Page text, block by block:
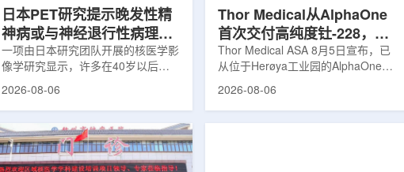
日本PET研究提示晚发性精
神病或与神经退行性病理相
关
一项由日本研究团队开展的核医学影
像学研究显示，许多在40岁以后首
次出现幻觉、妄想等精神病性症状的
常沉积。研究纳入37名晚发性精神
病患者和47名年龄匹配的健康对照
者。研究人员采用淀粉样蛋白PET示
2026-08-06
Thor Medical从AlphaOne
首次交付高纯度钍-228，商
业供货启动
Thor Medical ASA 8月5日宣布，已
从位于Herøya工业园的AlphaOne生
产设施完成首批高纯度钍-228(Th-
2026-08-06